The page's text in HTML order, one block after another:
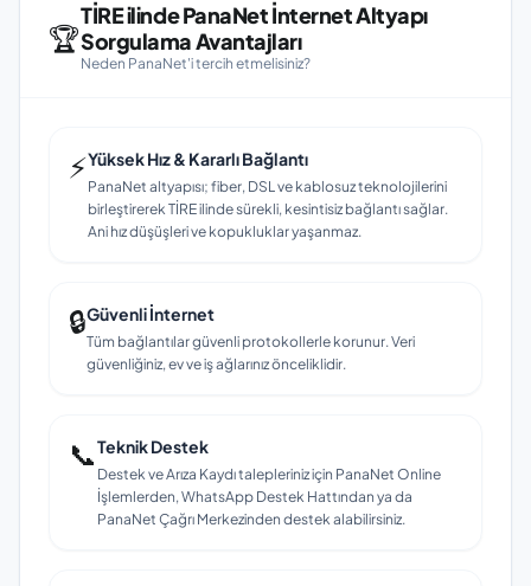
🏆
TİRE ilinde PanaNet İnternet Altyapı
Sorgulama Avantajları
Neden PanaNet'i tercih etmelisiniz?
⚡Yüksek Hız & Kararlı Bağlantı
PanaNet altyapısı; fiber, DSL ve kablosuz teknolojilerini
birleştirerek TİRE ilinde sürekli, kesintisiz bağlantı sağlar.
Ani hız düşüşleri ve kopukluklar yaşanmaz.
🔒Güvenli İnternet
Tüm bağlantılar güvenli protokollerle korunur. Veri
güvenliğiniz, ev ve iş ağlarınız önceliklidir.
📞Teknik Destek
Destek ve Arıza Kaydı talepleriniz için PanaNet Online
İşlemlerden, WhatsApp Destek Hattından ya da
PanaNet Çağrı Merkezinden destek alabilirsiniz.